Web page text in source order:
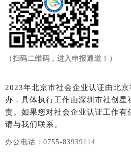
（扫码二维码，进入申报通道！）
2023年北京市社会企业认证由北
办，具体执行工作由深圳市社创星
责。如果您对社会企业认证工作有
请与我们联系。
办公电话：0755-83939114